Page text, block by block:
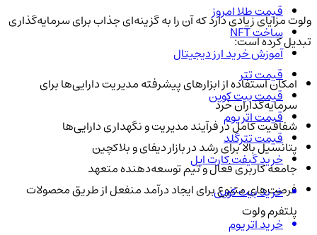
ولوت مزایای زیادی دارد که آن را به گزینه‌ای جذاب برای سرمایه‌گذاری
تبدیل کرده است:
امکان استفاده از ابزارهای پیشرفته مدیریت دارایی‌ها برای
سرمایه‌گذاران خرد
شفافیت کامل در فرآیند مدیریت و نگهداری دارایی‌ها
پتانسیل بالا برای رشد در بازار دیفای و بلاکچین
جامعه کاربری فعال و تیم توسعه‌دهنده متعهد
فرصت‌های متنوع برای ایجاد درآمد منفعل از طریق محصولات
پلتفرم ولوت
قیمت طلا امروز
ساخت NFT
آموزش خرید ارز دیجیتال
قیمت تتر
قیمت بیت کوین
قیمت اتریوم
قیمت تترگلد
خرید گیفت کارت اپل
خرید بیت کوین
خرید اتریوم